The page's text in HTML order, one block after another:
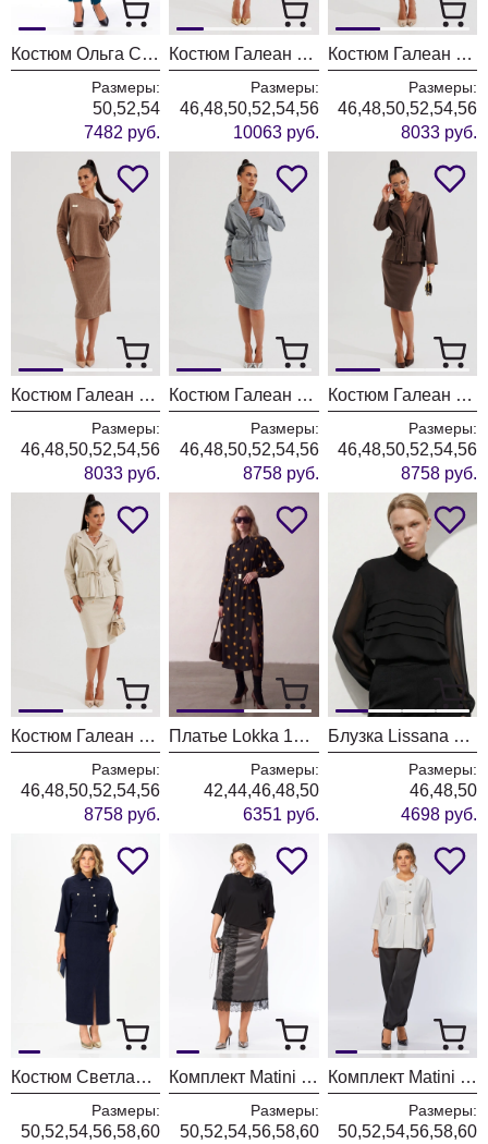
Костюм Ольга Стиль С1047 морская волна
Размеры:
50,52,54
7482 руб.
Костюм Галеан Cтиль 1000 красный
Размеры:
46,48,50,52,54,56
10063 руб.
Костюм Галеан Cтиль 990 хаки
Размеры:
46,48,50,52,54,56
8033 руб.
Костюм Галеан Cтиль 990 светло-коричневый
Размеры:
46,48,50,52,54,56
8033 руб.
Костюм Галеан Cтиль 961 серый
Размеры:
46,48,50,52,54,56
8758 руб.
Костюм Галеан Cтиль 961 коричневый
Размеры:
46,48,50,52,54,56
8758 руб.
Костюм Галеан Cтиль 961 бежевый
Размеры:
46,48,50,52,54,56
8758 руб.
Платье Lokka 1976 черный
Размеры:
42,44,46,48,50
6351 руб.
Блузка Lissana 5058 черный
Размеры:
46,48,50
4698 руб.
Костюм Светлана-Стиль 2352 синий
Размеры:
50,52,54,56,58,60
Комплект Matini 1.1817
Размеры:
50,52,54,56,58,60
Комплект Matini 1.1825
Размеры:
50,52,54,56,58,60